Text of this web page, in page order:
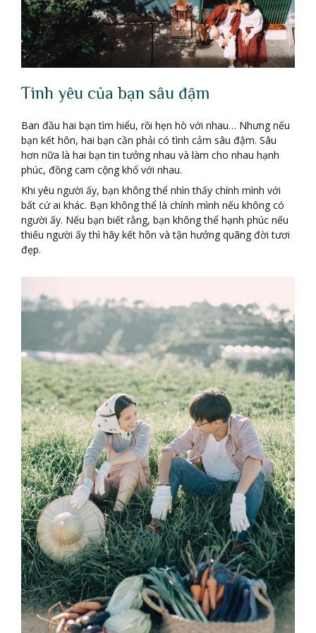
Tình yêu của bạn sâu đậm
Ban đầu hai bạn tìm hiểu, rồi hẹn hò với nhau… Nhưng nếu
bạn kết hôn, hai bạn cần phải có tình cảm sâu đậm. Sâu
hơn nữa là hai bạn tin tưởng nhau và làm cho nhau hạnh
phúc, đồng cam cộng khổ với nhau.
Khi yêu người ấy, bạn không thể nhìn thấy chính mình với
bất cứ ai khác. Bạn không thể là chính mình nếu không có
người ấy. Nếu bạn biết rằng, bạn không thể hạnh phúc nếu
thiếu người ấy thì hãy kết hôn và tận hưởng quãng đời tươi
đẹp.